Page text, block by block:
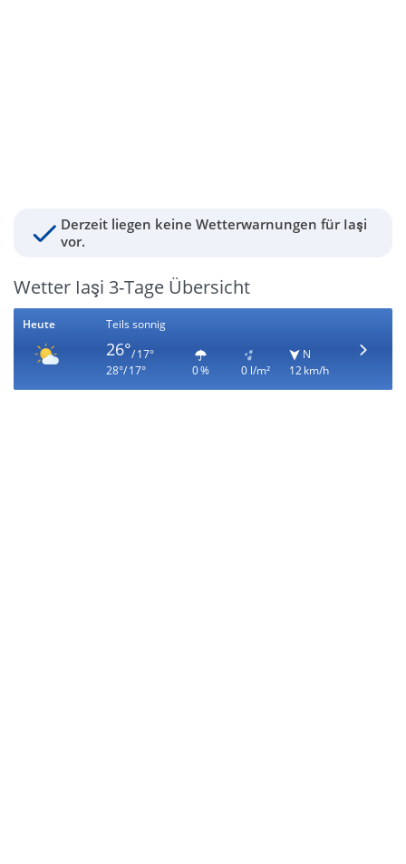
Derzeit liegen keine Wetterwarnungen für Iaşi
vor.
Wetter Iaşi 3-Tage Übersicht
Heute Teils sonnig
26°/ 17°
28°/ 17°
0 % 0 l/m²
N
12 km/h